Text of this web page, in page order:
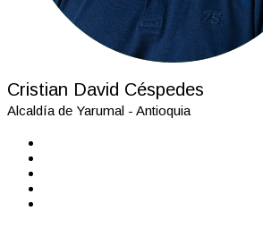
Cristian David Céspedes
Alcaldía de Yarumal - Antioquia